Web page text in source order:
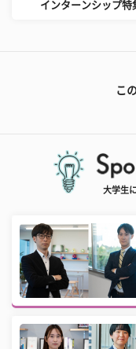
インターンシップ特
こ
大学生